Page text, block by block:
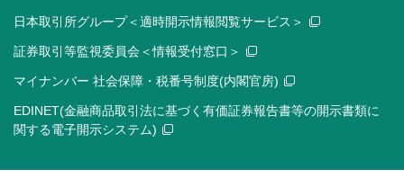
日本取引所グループ＜適時開示情報閲覧サービス＞
証券取引等監視委員会＜情報受付窓口＞
マイナンバー 社会保障・税番号制度(内閣官房)
EDINET(金融商品取引法に基づく有価証券報告書等の開示書類に
関する電子開示システム)